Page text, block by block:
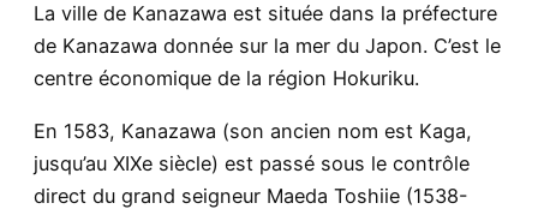
La ville de Kanazawa est située dans la préfecture
de Kanazawa donnée sur la mer du Japon. C’est le
centre économique de la région Hokuriku.
En 1583, Kanazawa (son ancien nom est Kaga,
jusqu’au XIXe siècle) est passé sous le contrôle
direct du grand seigneur Maeda Toshiie (1538-